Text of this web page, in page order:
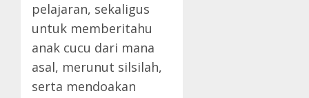
pelajaran, sekaligus
untuk memberitahu
anak cucu dari mana
asal, merunut silsilah,
serta mendoakan